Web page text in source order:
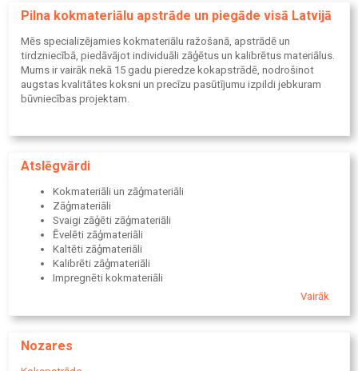
Pilna kokmateriālu apstrāde un piegāde visā Latvijā
Mēs specializējamies kokmateriālu ražošanā, apstrādē un
tirdzniecībā, piedāvājot individuāli zāģētus un kalibrētus materiālus.
Mums ir vairāk nekā 15 gadu pieredze kokapstrādē, nodrošinot
augstas kvalitātes koksni un precīzu pasūtījumu izpildi jebkuram
būvniecības projektam.
Atslēgvārdi
Kokmateriāli un zāģmateriāli
Zāģmateriāli
Svaigi zāģēti zāģmateriāli
Ēvelēti zāģmateriāli
Kaltēti zāģmateriāli
Kalibrēti zāģmateriāli
Impregnēti kokmateriāli
Taras dēļi
Bruses
Vairāk
Nozares